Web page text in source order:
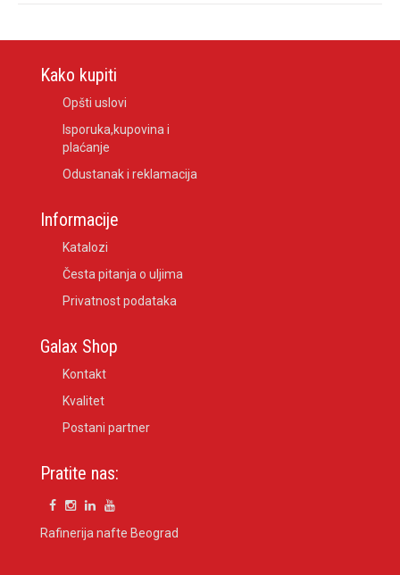
Kako kupiti
Opšti uslovi
Isporuka,kupovina i
plaćanje
Odustanak i reklamacija
Informacije
Katalozi
Česta pitanja o uljima
Privatnost podataka
Galax Shop
Kontakt
Kvalitet
Postani partner
Pratite nas:
Rafinerija nafte Beograd